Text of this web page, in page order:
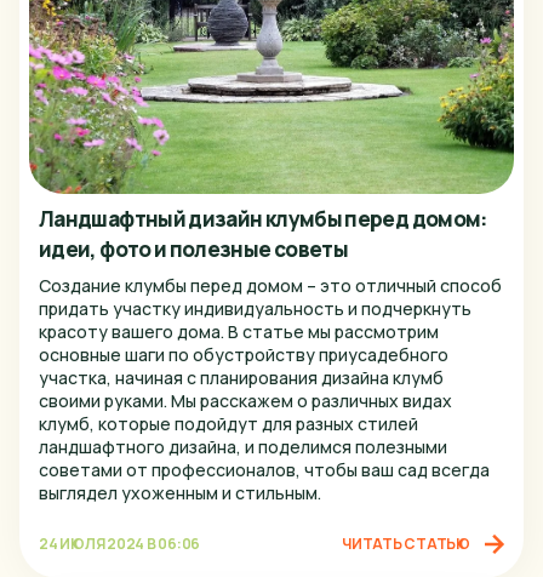
Ландшафтный дизайн клумбы перед домом:
идеи, фото и полезные советы
Создание клумбы перед домом – это отличный способ
придать участку индивидуальность и подчеркнуть
красоту вашего дома. В статье мы рассмотрим
основные шаги по обустройству приусадебного
участка, начиная с планирования дизайна клумб
своими руками. Мы расскажем о различных видах
клумб, которые подойдут для разных стилей
ландшафтного дизайна, и поделимся полезными
советами от профессионалов, чтобы ваш сад всегда
выглядел ухоженным и стильным.
24 ИЮЛЯ 2024 В 06:06 ЧИТАТЬ СТАТЬЮ